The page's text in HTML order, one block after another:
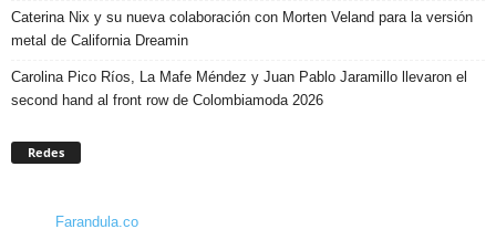
Caterina Nix y su nueva colaboración con Morten Veland para la versión
metal de California Dreamin
Carolina Pico Ríos, La Mafe Méndez y Juan Pablo Jaramillo llevaron el
second hand al front row de Colombiamoda 2026
Redes
Farandula.co